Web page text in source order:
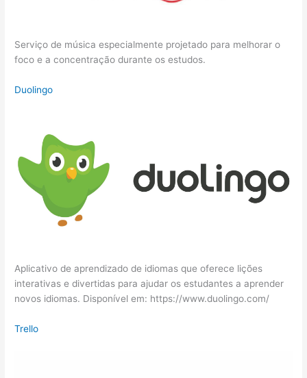
Serviço de música especialmente projetado para melhorar o
foco e a concentração durante os estudos.
Duolingo
Aplicativo de aprendizado de idiomas que oferece lições
interativas e divertidas para ajudar os estudantes a aprender
novos idiomas. Disponível em: https://www.duolingo.com/
Trello